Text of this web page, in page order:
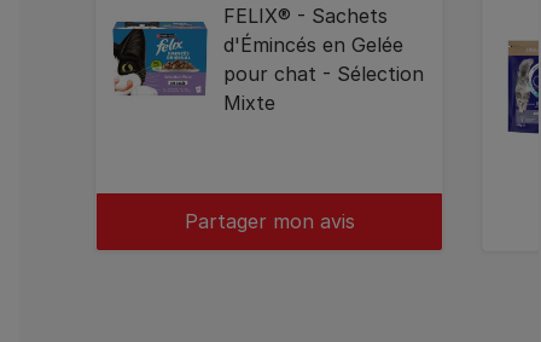
FELIX® - Sachets
d'Émincés en Gelée
pour chat - Sélection
Mixte
Partager mon avis